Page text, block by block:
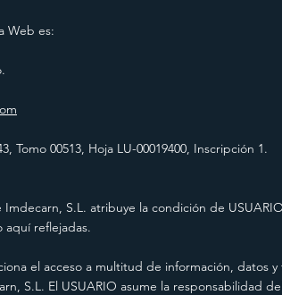
Web es:
Tomo 00513, Hoja LU-00019400, Inscripción 1.
S.L. atribuye la condición de
aquí reflejadas.
el acceso a multitud de información, datos
S.L. El USUARIO asume la responsabilidad